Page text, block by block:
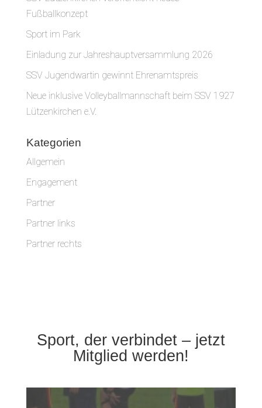
Fußballkonzept
Sport im Park
Einladung zur Jahreshauptversammlung 2026
SSV Jugendwartin gewinnt Ehrenamtspreis
Neue inklusive Volleyballmannschaft beim SSV 1927
Lützenkirchen e.V.
Kategorien
Allgemein
Engagement
Partner
Partner links
Partner rechts
Sport, der verbindet – jetzt
Mitglied werden!